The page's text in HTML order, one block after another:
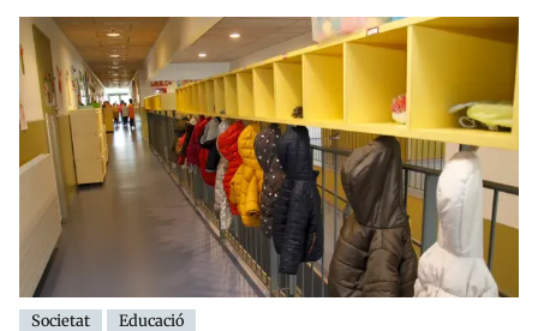
Societat Educació